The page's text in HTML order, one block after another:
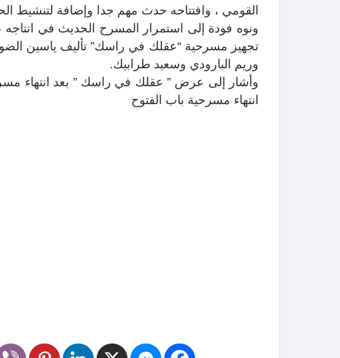
القومي ، وافتتاحه حدث مهم جدا وإضافة لتنشيط
ونوه فودة إلى استمرار المسرح الحديث في
تجهيز مسرحية “عقلك في راسك” تأليف ياسين
وريم البارودي وسعيد طرابيك.
وأشار إلى عرض ” عقلك في راسك ” بعد انتهاء
انتهاء مسرحية باب الفتوح